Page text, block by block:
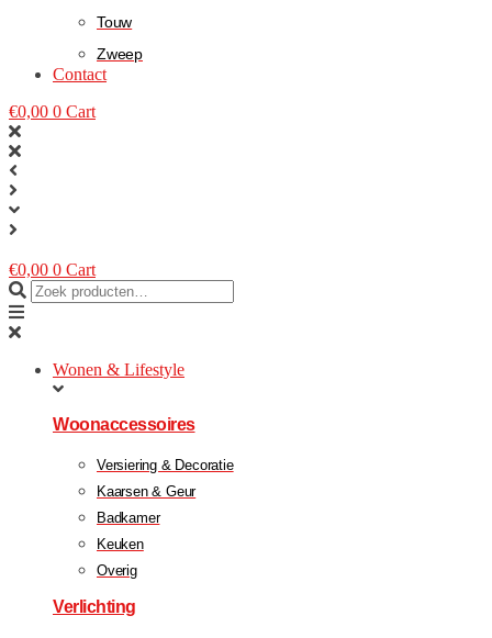
Touw
Zweep
Contact
€0,00 0 Cart
€0,00 0 Cart
Wonen & Lifestyle
Woonaccessoires
Versiering & Decoratie
Kaarsen & Geur
Badkamer
Keuken
Overig
Verlichting